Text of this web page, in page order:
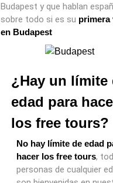
Budapest y que hablan
sobre todo si es su primera
en Budapest
¿Hay un límite
edad para
los free tours?
No hay límite de edad
hacer los free tours,
personas de cualquier